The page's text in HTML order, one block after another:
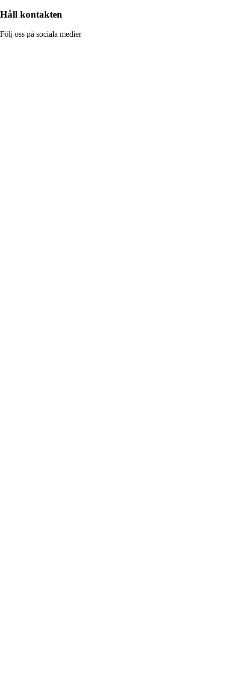
Håll kontakten
Följ oss på sociala medier